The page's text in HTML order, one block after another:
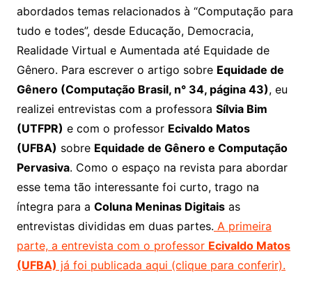
abordados temas relacionados à “Computação para
tudo e todes”, desde Educação, Democracia,
Realidade Virtual e Aumentada até Equidade de
Gênero. Para escrever o artigo sobre Equidade de
Gênero (Computação Brasil, n° 34, página 43), eu
realizei entrevistas com a professora Sílvia Bim
(UTFPR) e com o professor Ecivaldo Matos
(UFBA) sobre Equidade de Gênero e Computação
Pervasiva. Como o espaço na revista para abordar
esse tema tão interessante foi curto, trago na
íntegra para a Coluna Meninas Digitaisas
entrevistas divididas em duas partes. A primeira
parte, a entrevista com o professor Ecivaldo Matos
(UFBA) já foi publicada aqui (clique para conferir).